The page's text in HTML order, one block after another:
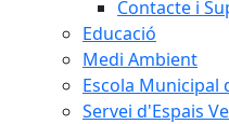
Contacte i
Educació
Medi Ambient
Escola Municipal
Servei d'Espais